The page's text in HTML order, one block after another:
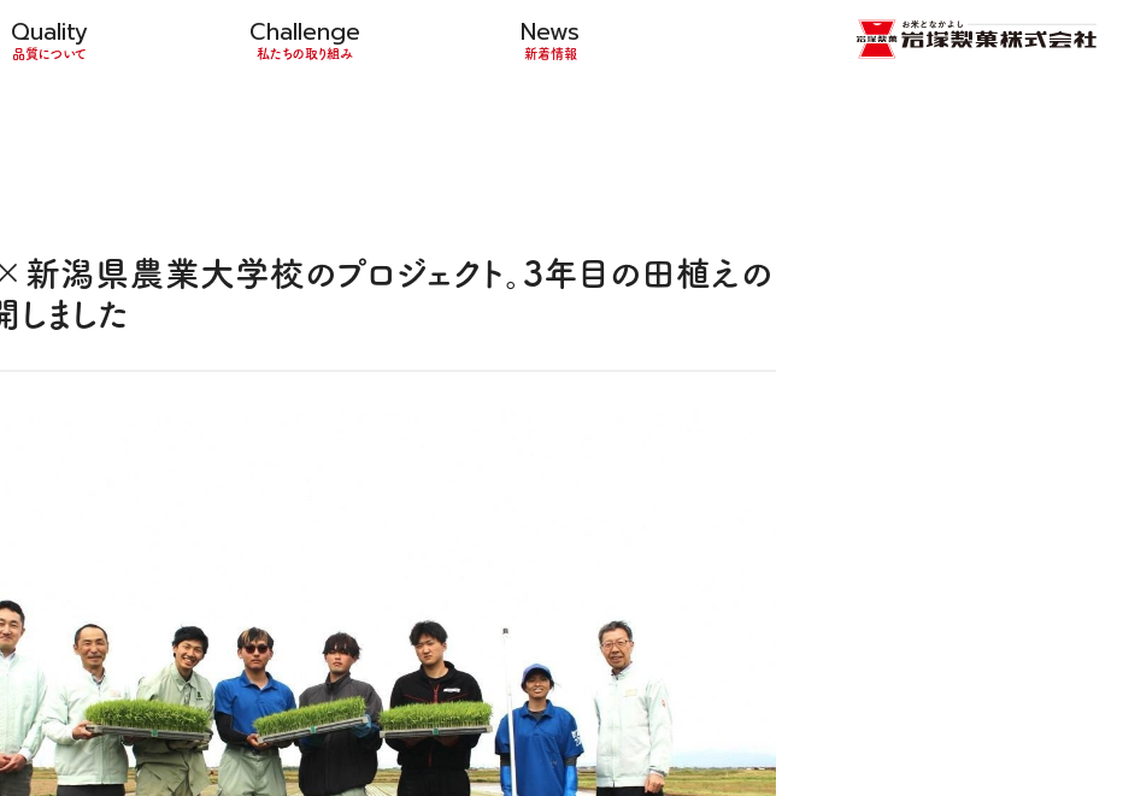
Quality
品質について
Challenge
私たちの取り組み
News
新着情報
潟県農業大学校のプロジェクト。3年目の田植えの
ました